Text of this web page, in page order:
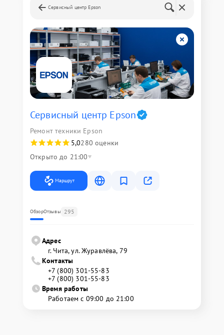
Сервисный центр Epson
Сервисный центр Epson
Ремонт техники Epson
5,0280 оценки
Открыто до 21:00
Маршрут
ОбзорОтзывы 295
Адрес
г. Чита, ул. Журавлёва, 79
Контакты
+7 (800) 301-55-83
+7 (800) 301-55-83
Время работы
Работаем с 09:00 до 21:00